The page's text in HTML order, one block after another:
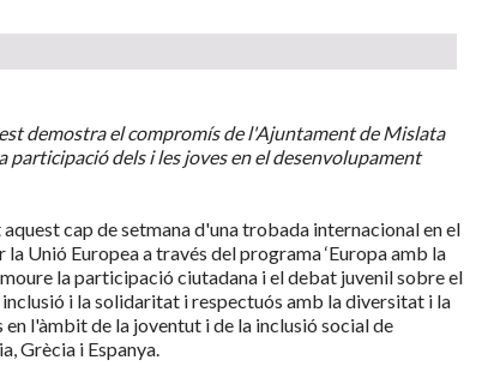
demostra el compromís de l'Ajuntament de Mislata
participació dels i les joves en el desenvolupament
cap de setmana d'una trobada internacional en el
Unió Europea a través del programa ‘Europa amb la
la participació ciutadana i el debat juvenil sobre el
i la solidaritat i respectuós amb la diversitat i la
l'àmbit de la joventut i de la inclusió social de
Grècia i Espanya.